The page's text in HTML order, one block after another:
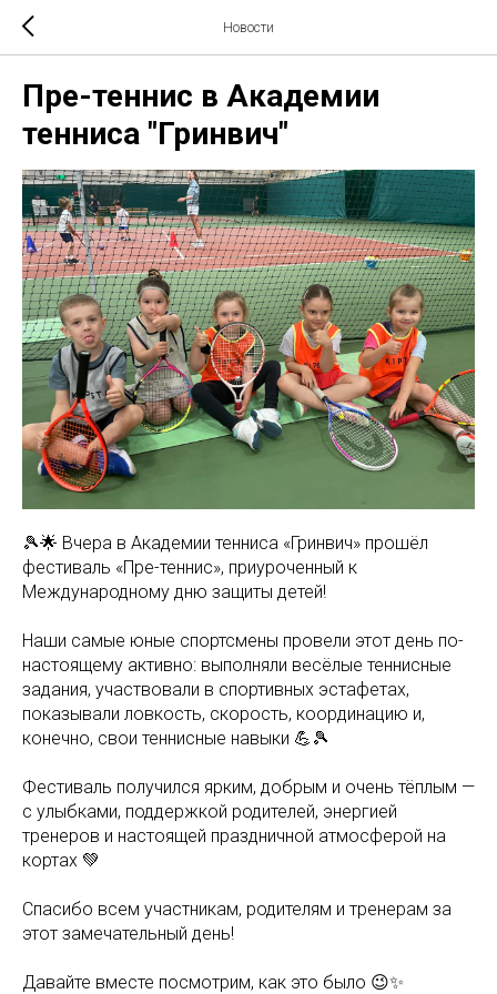
Новости
Пре-теннис в Академии
тенниса "Гринвич"
🎾🌟 Вчера в Академии тенниса «Гринвич» прошёл
фестиваль «Пре-теннис», приуроченный к
Международному дню защиты детей!
Наши самые юные спортсмены провели этот день по-
настоящему активно: выполняли весёлые теннисные
задания, участвовали в спортивных эстафетах,
показывали ловкость, скорость, координацию и,
конечно, свои теннисные навыки 💪🎾
Фестиваль получился ярким, добрым и очень тёплым —
с улыбками, поддержкой родителей, энергией
тренеров и настоящей праздничной атмосферой на
кортах 💚
Спасибо всем участникам, родителям и тренерам за
этот замечательный день!
Давайте вместе посмотрим, как это было 😉✨